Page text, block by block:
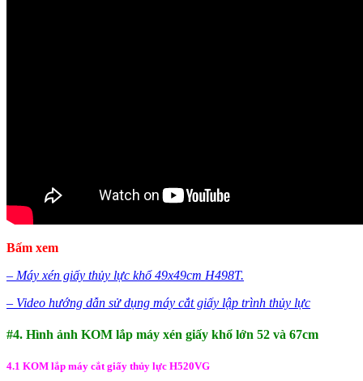
Bấm xem
– Máy xén giấy thủy lực khổ 49x49cm H498T.
– Video hướng dẫn sử dụng máy cắt giấy lập trình thủy lực
#4. Hình ảnh KOM lắp máy xén giấy khổ lớn 52 và 67cm
4.1 KOM lắp máy cắt giấy thủy lực H520VG